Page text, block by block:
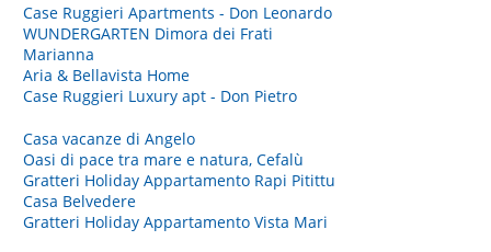
Case Ruggieri Apartments - Don Leonardo
WUNDERGARTEN Dimora dei Frati
Marianna
Aria & Bellavista Home
Case Ruggieri Luxury apt - Don Pietro
Casa vacanze di Angelo
Oasi di pace tra mare e natura, Cefalù
Gratteri Holiday Appartamento Rapi Pitittu
Casa Belvedere
Gratteri Holiday Appartamento Vista Mari